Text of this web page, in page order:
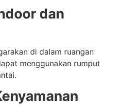
dan
di dalam ruangan
menggunakan rumput